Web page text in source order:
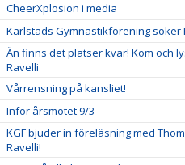
CheerXplosion i media
Karlstads Gymnastikförening söker
Än finns det platser kvar! Kom och
Ravelli
Vårrensning på kansliet!
Inför årsmötet 9/3
KGF bjuder in föreläsning med
Ravelli!